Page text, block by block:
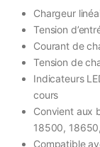
Chargeur
Tension
Courant de
Tension de
Indicateurs
cours
Convient aux
18500,
Compatible